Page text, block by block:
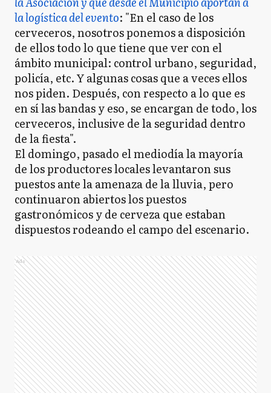
la logística del evento: "En el caso de los
cerveceros, nosotros ponemos a disposición
de ellos todo lo que tiene que ver con el
ámbito municipal: control urbano, seguridad,
policía, etc. Y algunas cosas que a veces ellos
nos piden. Después, con respecto a lo que es
en sí las bandas y eso, se encargan de todo, los
cerveceros, inclusive de la seguridad dentro
de la fiesta".
El domingo, pasado el mediodía la mayoría
de los productores locales levantaron sus
puestos ante la amenaza de la lluvia, pero
continuaron abiertos los puestos
gastronómicos y de cerveza que estaban
dispuestos rodeando el campo del escenario.
Ads